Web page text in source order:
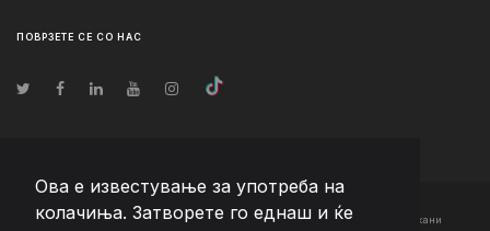
Ова е известување за употреба на
колачиња. Затворете го еднаш и ќе
ПОВРЗЕТЕ СЕ СО НАС
© Авторско право2026 Team Extension Macedonia - Сите права задржани